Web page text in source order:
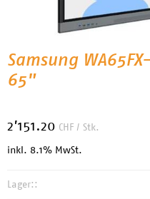
Samsung
65"
2’151.20 CHF / Stk.
inkl. 8.1% MwSt.
Lager::